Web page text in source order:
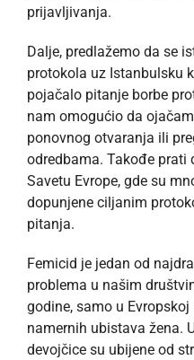
prijavljivanja.
Dalje, predlažemo da se
protokola uz Istanbulsku
pojačalo pitanje borbe
nam omogućio da
ponovnog otvaranja ili
odredbama. Takođe prati
Savetu Evrope, gde su
dopunjene ciljanim
pitanja.
Femicid je jedan od
problema u našim
godine, samo u
namernih ubistava žena.
devojčice su ubijene od